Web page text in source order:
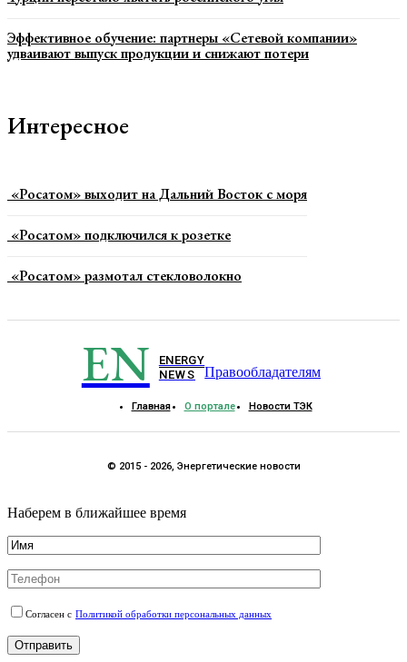
Эффективное обучение: партнеры «Сетевой компании»
удваивают выпуск продукции и снижают потери
Интересное
«Росатом» выходит на Дальний Восток с моря
«Росатом» подключился к розетке
«Росатом» размотал стекловолокно
EN
ENERGY
NEWS
Правообладателям
Главная О портале Новости ТЭК
© 2015 - 2026, Энергетические новости
Наберем в ближайшее время
Согласен с Политикой обработки персональных данных